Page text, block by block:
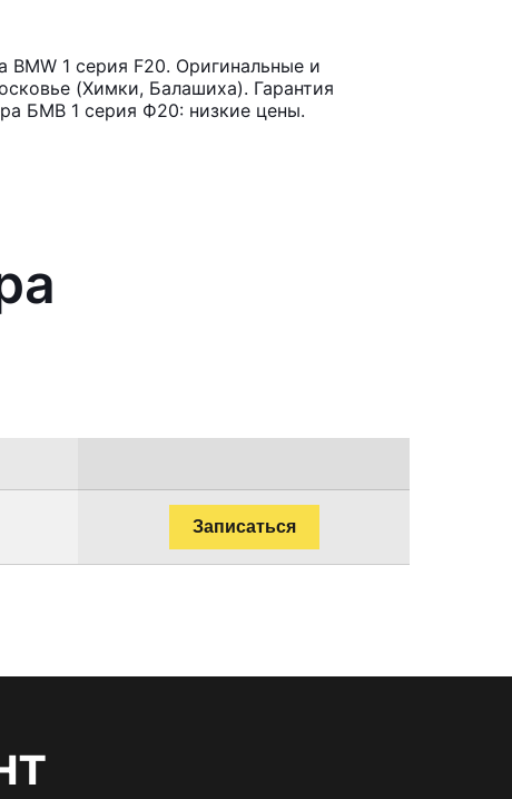
1 серия F20. Оригинальные и
(Химки, Балашиха). Гарантия
БМВ 1 серия Ф20: низкие цены.
Записаться